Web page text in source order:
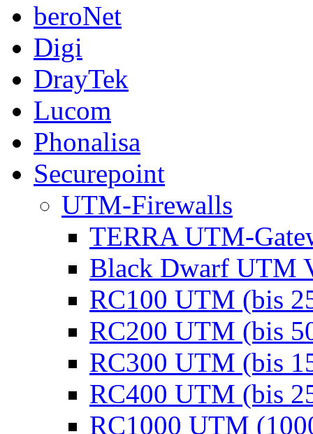
beroNet
Digi
DrayTek
Lucom
Phonalisa
Securepoint
UTM-Firewalls
TERRA UTM-
Black Dwarf UTM
RC100 UTM (bis
RC200 UTM (bis
RC300 UTM (bis
RC400 UTM (bis
RC1000 UTM